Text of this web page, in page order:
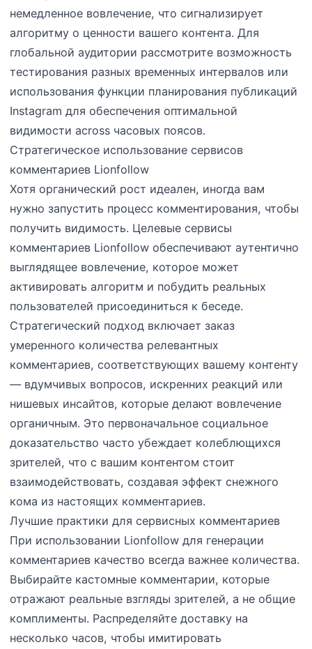
немедленное вовлечение, что сигнализирует
алгоритму о ценности вашего контента. Для
глобальной аудитории рассмотрите возможность
тестирования разных временных интервалов или
использования функции планирования публикаций
Instagram для обеспечения оптимальной
видимости across часовых поясов.
Стратегическое использование сервисов
комментариев Lionfollow
Хотя органический рост идеален, иногда вам
нужно запустить процесс комментирования, чтобы
получить видимость. Целевые сервисы
комментариев Lionfollow обеспечивают аутентично
выглядящее вовлечение, которое может
активировать алгоритм и побудить реальных
пользователей присоединиться к беседе.
Стратегический подход включает заказ
умеренного количества релевантных
комментариев, соответствующих вашему контенту
— вдумчивых вопросов, искренних реакций или
нишевых инсайтов, которые делают вовлечение
органичным. Это первоначальное социальное
доказательство часто убеждает колеблющихся
зрителей, что с вашим контентом стоит
взаимодействовать, создавая эффект снежного
кома из настоящих комментариев.
Лучшие практики для сервисных комментариев
При использовании Lionfollow для генерации
комментариев качество всегда важнее количества.
Выбирайте кастомные комментарии, которые
отражают реальные взгляды зрителей, а не общие
комплименты. Распределяйте доставку на
несколько часов, чтобы имитировать